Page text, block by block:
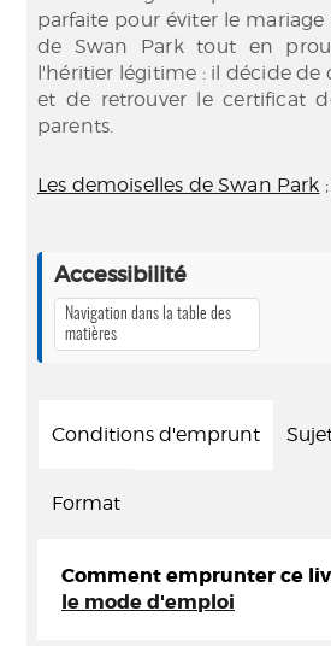
parfaite pour éviter le mariage
de Swan Park tout en
l'héritier légitime : il décide
et de retrouver le certificat
parents.
Les demoiselles de Swan Park ;
Accessibilité
Navigation dans la table des
matières
Conditions d'emprunt
Format
Comment emprunter ce
le mode d'emploi